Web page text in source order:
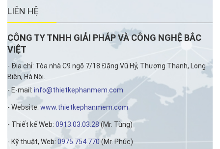
LIÊN HỆ
CÔNG TY TNHH GIẢI PHÁP VÀ CÔNG NGHỆ BẮC
VIỆT
- Địa chỉ: Tòa nhà C9 ngõ 7/18 Đặng Vũ Hỷ, Thượng Thanh, Long
Biên, Hà Nội.
- E-mail: info@thietkephanmem.com
- Website: www.thietkephanmem.com
- Thiết kế Web: 0913.03.03.28(Mr. Tùng)
- Kỹ thuật, Web: 0975.754.770(Mr. Phúc)